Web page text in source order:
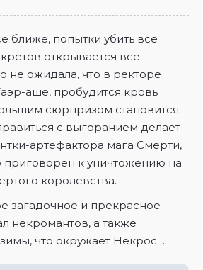
ближе, попытки убить все
открывается все
не ожидала, что в ректоре
аше, пробудится кровь
сюрпризом становится
с выгоранием делает
артефактора мага Смерти,
приговорен к уничтожению на
королевства.
загадочное и прекрасное
некромантов, а также
что окружает Некрос…